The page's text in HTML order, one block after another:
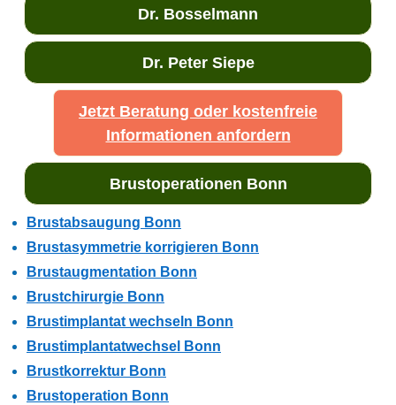
Dr. Bosselmann
Dr. Peter Siepe
Jetzt Beratung oder kostenfreie
Informationen anfordern
Brustoperationen Bonn
Brustabsaugung Bonn
Brustasymmetrie korrigieren Bonn
Brustaugmentation Bonn
Brustchirurgie Bonn
Brustimplantat wechseln Bonn
Brustimplantatwechsel Bonn
Brustkorrektur Bonn
Brustoperation Bonn